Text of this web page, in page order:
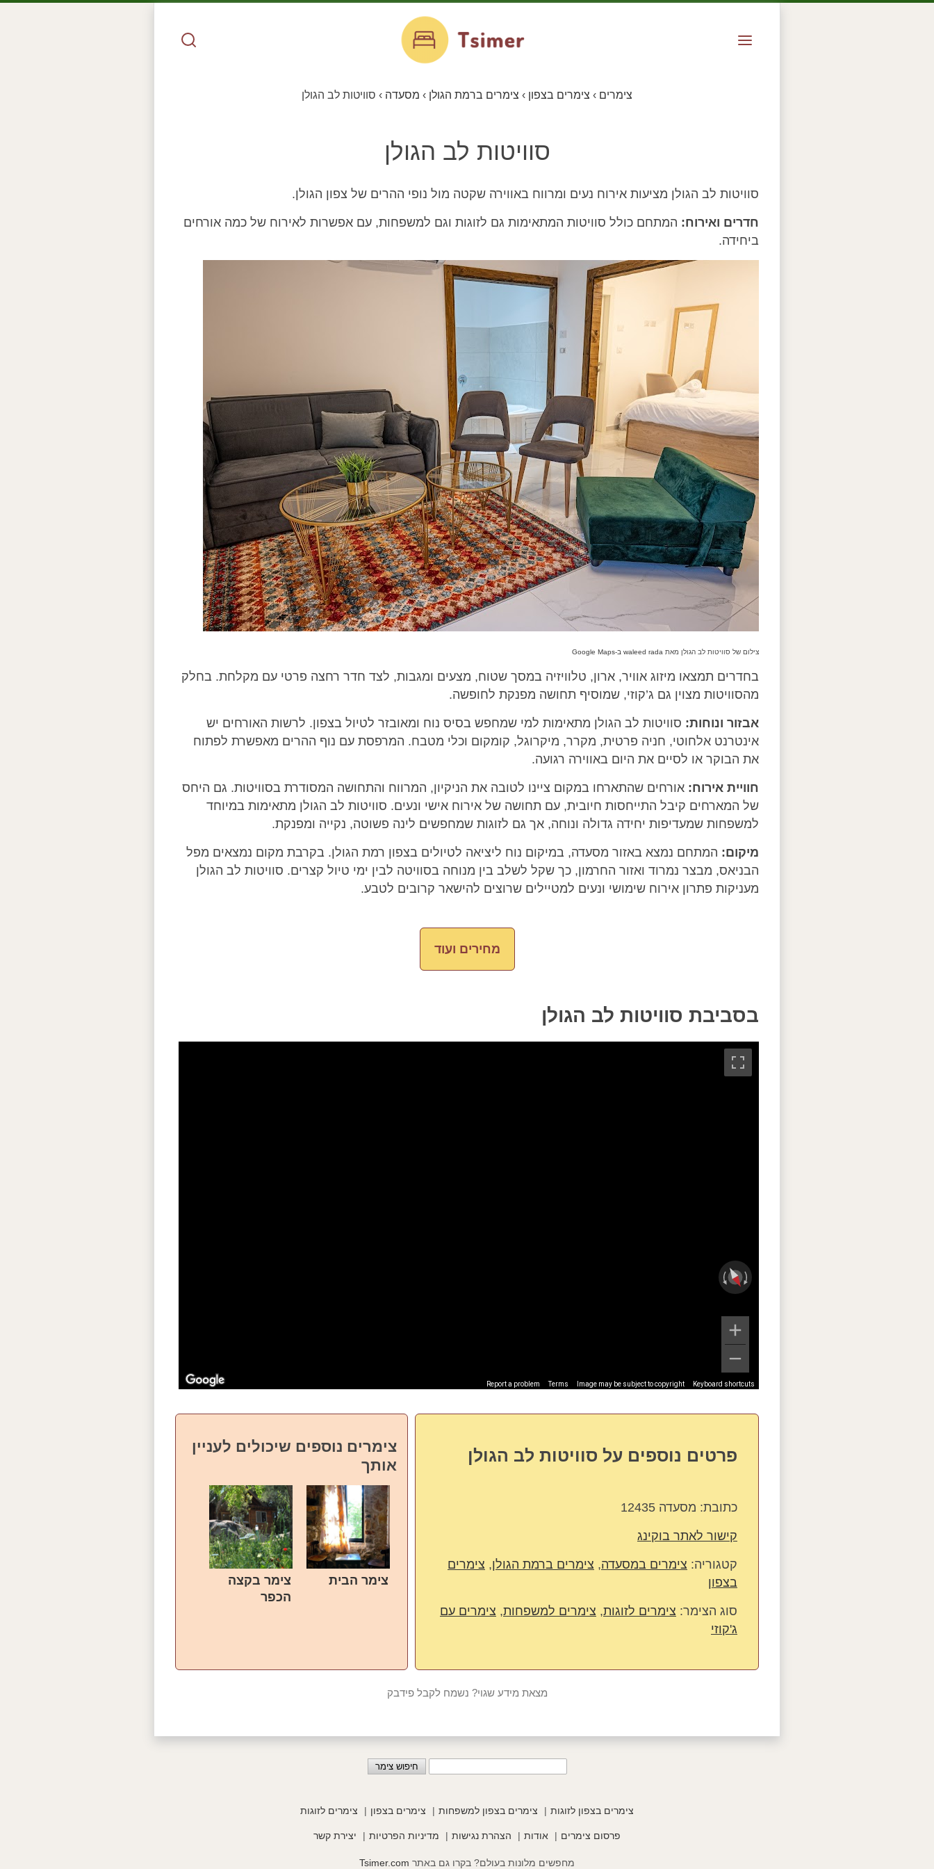
צימרים › צימרים בצפון › צימרים ברמת הגולן › מסעדה › סוויטות לב הגולן
סוויטות לב הגולן
סוויטות לב הגולן מציעות אירוח נעים ומרווח באווירה שקטה מול נופי ההרים של צפון הגולן.
חדרים ואירוח: המתחם כולל סוויטות המתאימות גם לזוגות וגם למשפחות, עם אפשרות לאירוח של כמה אורחים
ביחידה.
צילום של סוויטות לב הגולן מאת waleed rada ב-Google Maps
בחדרים תמצאו מיזוג אוויר, ארון, טלוויזיה במסך שטוח, מצעים ומגבות, לצד חדר רחצה פרטי עם מקלחת. בחלק
מהסוויטות מצוין גם ג’קוזי, שמוסיף תחושה מפנקת לחופשה.
אבזור ונוחות: סוויטות לב הגולן מתאימות למי שמחפש בסיס נוח ומאובזר לטיול בצפון. לרשות האורחים יש
אינטרנט אלחוטי, חניה פרטית, מקרר, מיקרוגל, קומקום וכלי מטבח. המרפסת עם נוף ההרים מאפשרת לפתוח
את הבוקר או לסיים את היום באווירה רגועה.
חוויית אירוח: אורחים שהתארחו במקום ציינו לטובה את הניקיון, המרווח והתחושה המסודרת בסוויטות. גם היחס
של המארחים קיבל התייחסות חיובית, עם תחושה של אירוח אישי ונעים. סוויטות לב הגולן מתאימות במיוחד
למשפחות שמעדיפות יחידה גדולה ונוחה, אך גם לזוגות שמחפשים לינה פשוטה, נקייה ומפנקת.
מיקום: המתחם נמצא באזור מסעדה, במיקום נוח ליציאה לטיולים בצפון רמת הגולן. בקרבת מקום נמצאים מפל
הבניאס, מבצר נמרוד ואזור החרמון, כך שקל לשלב בין מנוחה בסוויטה לבין ימי טיול קצרים. סוויטות לב הגולן
מעניקות פתרון אירוח שימושי ונעים למטיילים שרוצים להישאר קרובים לטבע.
מחירים ועוד
בסביבת סוויטות לב הגולן
Keyboard shortcuts
Image may be subject to copyright
Terms
Report a problem
פרטים נוספים על סוויטות לב הגולן
כתובת: מסעדה 12435
קישור לאתר בוקינג
קטגוריה: צימרים במסעדה, צימרים ברמת הגולן, צימרים
בצפון
סוג הצימר: צימרים לזוגות, צימרים למשפחות, צימרים עם
ג'קוזי
צימרים נוספים שיכולים לעניין
אותך
צימר הבית
צימר בקצה
הכפר
מצאת מידע שגוי? נשמח לקבל פידבק
צימרים בצפון לזוגות צימרים בצפון למשפחות צימרים בצפון צימרים לזוגות
פרסום צימרים אודות הצהרת נגישות מדיניות הפרטיות יצירת קשר
מחפשים מלונות בעולם? בקרו גם באתר Tsimer.com